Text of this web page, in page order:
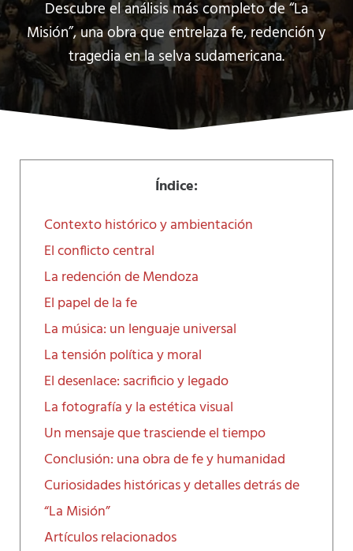
Descubre el análisis más completo de “La
Misión”, una obra que entrelaza fe, redención y
tragedia en la selva sudamericana.
Índice:
Contexto histórico y ambientación
El conflicto central
La redención de Mendoza
El papel de la fe
La música: un lenguaje universal
La tensión política y moral
El desenlace: sacrificio y legado
La fotografía y la estética visual
Un mensaje que trasciende el tiempo
Conclusión: una obra de fe y humanidad
Curiosidades históricas y detalles detrás de
“La Misión”
Artículos relacionados